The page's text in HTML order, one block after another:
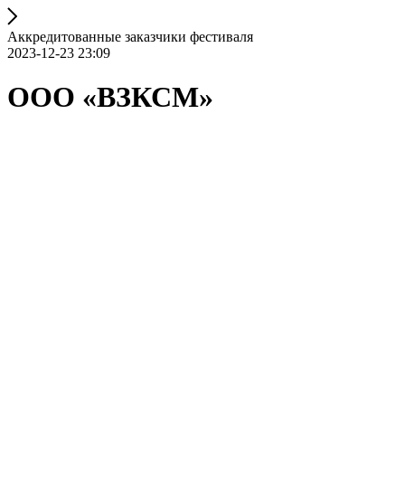
Аккредитованные заказчики фестиваля
2023-12-23 23:09
ООО «ВЗКСМ»